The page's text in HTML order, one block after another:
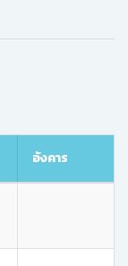
อังคาร